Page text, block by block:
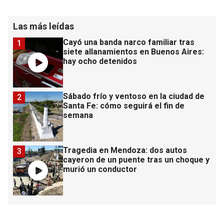
Las más leídas
Cayó una banda narco familiar tras
siete allanamientos en Buenos Aires:
hay ocho detenidos
1
Sábado frío y ventoso en la ciudad de
Santa Fe: cómo seguirá el fin de
semana
2
Tragedia en Mendoza: dos autos
cayeron de un puente tras un choque y
murió un conductor
3